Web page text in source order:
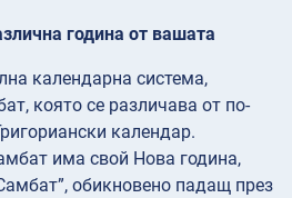
година от вашата
календарна система,
която се различава от по-
календар.
има свой Нова година,
обикновено падащ през